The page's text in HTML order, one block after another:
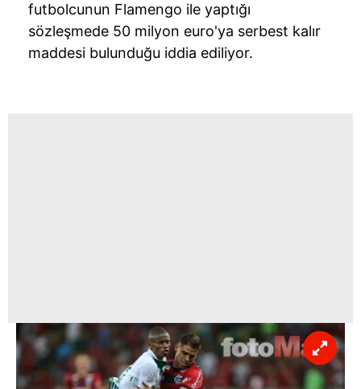
futbolcunun Flamengo ile yaptığı
sözleşmede 50 milyon euro'ya serbest kalır
maddesi bulunduğu iddia ediliyor.